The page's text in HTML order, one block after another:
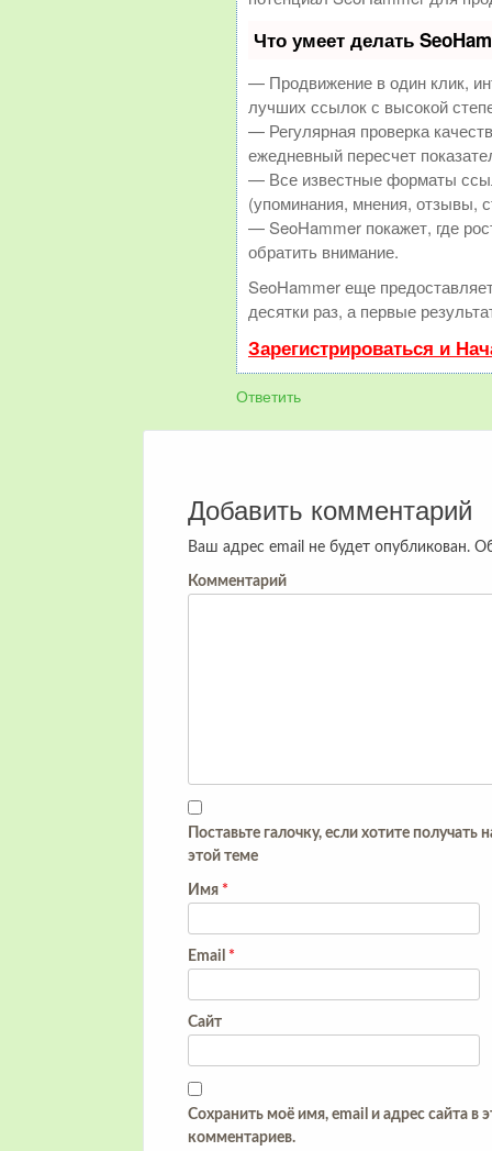
Что умеет делать
— Продвижение в один клик,
лучших ссылок с высокой
— Регулярная проверка
ежедневный пересчет
— Все известные форматы
(упоминания, мнения, отзывы,
— SeoHammer покажет, где
обратить внимание.
SeoHammer еще
десятки раз, а первые
Зарегистрироваться и
Ответить
Добавить комментарий
Ваш адрес email не будет опубликован.
Комментарий
Поставьте галочку, если хотите
этой теме
Имя *
Email *
Сайт
Сохранить моё имя, email и адрес сайта
комментариев.